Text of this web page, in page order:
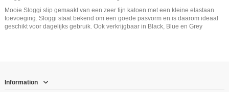
Mooie Sloggi slip gemaakt van een zeer fijn katoen met een kleine elastaan
toevoeging. Sloggi staat bekend om een goede pasvorm en is daarom ideaal
geschikt voor dagelijks gebruik. Ook verkrijgbaar in Black, Blue en Grey
Information